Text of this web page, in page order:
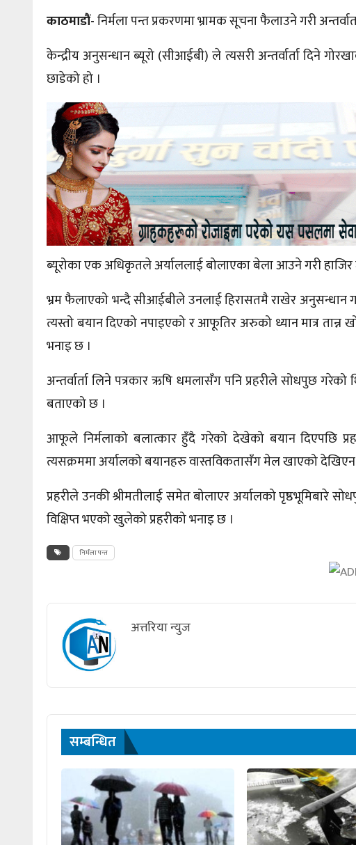
काठमाडौं-निर्मला पन्त प्रकरणमा भ्रामक सूचना फैलाउने गरी
केन्द्रीय अनुसन्धान ब्यूरो (सीआईबी) ले त्यसरी अन्तर्वार्ता दिने
छाडेको हो ।
ब्यूरोका एक अधिकृतले अर्याललाई बोलाएका बेला आउने गरी
भ्रम फैलाएको भन्दै सीआईबीले उनलाई हिरासतमै राखेर अनुसन्धान
त्यस्तो बयान दिएको नपाइएको र आफूतिर अरुको ध्यान मात्र तान्न
भनाइ छ ।
अन्तर्वार्ता लिने पत्रकार ऋषि धमलासँग पनि प्रहरीले सोधपुछ गरेको
बताएको छ ।
आफूले निर्मलाको बलात्कार हुँदै गरेको देखेको बयान दिएपछि
त्यसक्रममा अर्यालको बयानहरु वास्तविकतासँग मेल खाएको देखिएन
प्रहरीले उनकी श्रीमतीलाई समेत बोलाएर अर्यालको पृष्ठभूमिबारे
विक्षिप्त भएको खुलेको प्रहरीको भनाइ छ ।
निर्मला पन्त
अत्तरिया न्युज
सम्बन्धित